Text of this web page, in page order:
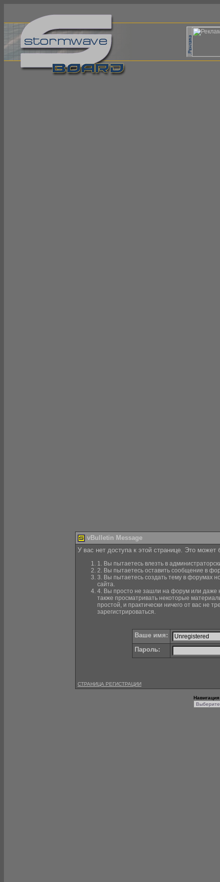
vBulletin Message
У вас нет доступа к этой странице. Это
1. Вы пытаетесь влезть в
2. Вы пытаетесь оставить сообщение в
3. Вы пытаетесь создать тему в форумах
сайта.
4. Вы просто не зашли на форум или даже
также просматривать некоторые
простой, и практически ничего от вас не
зарегистрироваться.
Ваше имя:
Пароль:
СТРАНИЦА РЕГИСТРАЦИИ